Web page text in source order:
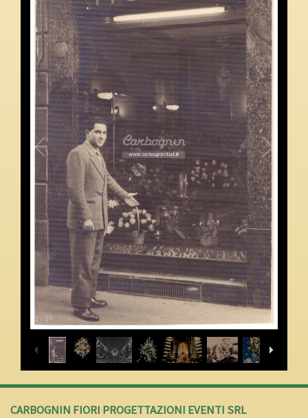
2 / 24
CARBOGNIN FIORI PROGETTAZIONI EVENTI SRL